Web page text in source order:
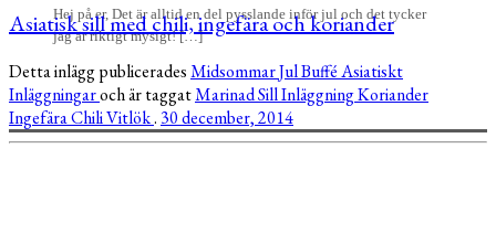
Hej på er, Det är alltid en del pysslande inför jul och det tycker
jag är riktigt mysigt! […]
Asiatisk sill med chili, ingefära och koriander
Detta inlägg publiceradesMidsommarJulBufféAsiatiskt
Inläggningaroch är taggatMarinadSillInläggningKoriander
IngefäraChiliVitlök. 30 december, 2014